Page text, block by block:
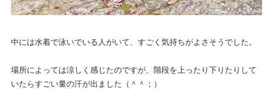
中には水着で泳いでいる人がいて、すごく気持ちがよさそうでした。
場所によっては涼しく感じたのですが、階段を上ったり下りたりして
いたらすごい量の汗が出ました（＾＾；）